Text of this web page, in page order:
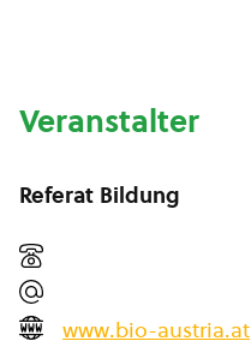
Veranstalter
Referat Bildung
www.bio-austria.at